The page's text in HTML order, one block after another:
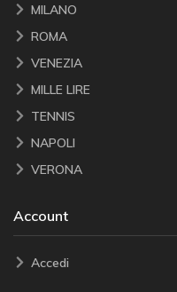
MILANO
ROMA
VENEZIA
MILLE LIRE
TENNIS
NAPOLI
VERONA
Account
Accedi